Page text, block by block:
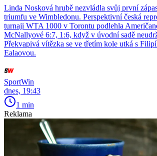
Linda Nosková hrubě nezvládla svůj první
triumfu ve Wimbledonu. Perspektivní česká
turnaji WTA 1000 v Torontu podlehla
McNallyové 6:7, 1:6, když v úvodní sadě
Překvapivá vítězka se ve třetím kole utká s
Ealaovou.
SportWin
dnes, 19:43
1 min
Reklama